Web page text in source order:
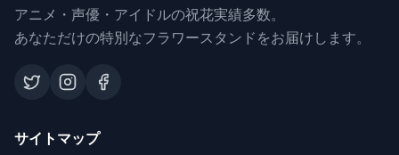
アニメ・声優・アイドルの祝花実績多数。
あなただけの特別なフラワースタンドをお届けします。
サイトマップ